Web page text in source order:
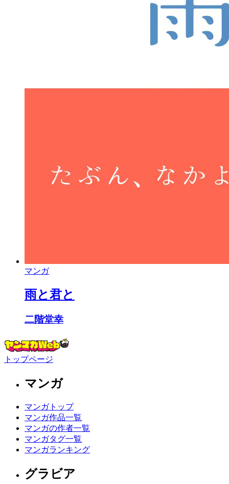
マンガ
雨と君と
二階堂幸
トップページ
マンガ
マンガトップ
マンガ作品一覧
マンガの作者一覧
マンガタグ一覧
マンガランキング
グラビア